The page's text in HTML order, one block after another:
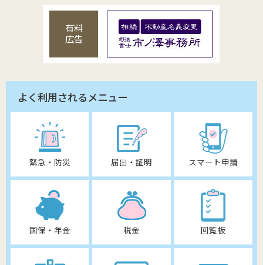
有料
広告
よく利用されるメニュー
緊急・防災 届出・証明 スマート申請
国保・年金 税金 回覧板